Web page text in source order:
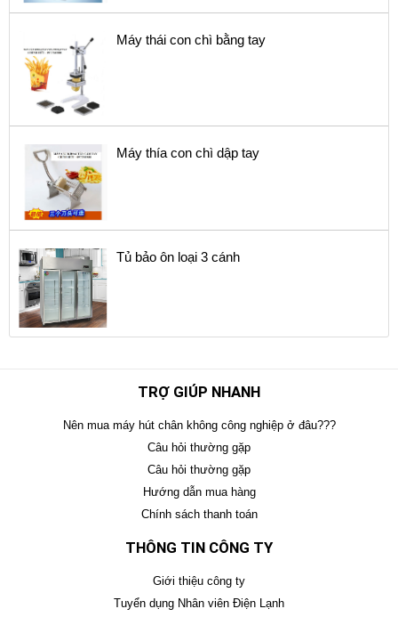
Máy thái con chì bằng tay
Máy thía con chì dập tay
Tủ bảo ôn loại 3 cánh
TRỢ GIÚP NHANH
Nên mua máy hút chân không công nghiệp ở đâu???
Câu hỏi thường gặp
Câu hỏi thường gặp
Hướng dẫn mua hàng
Chính sách thanh toán
THÔNG TIN CÔNG TY
Giới thiệu công ty
Tuyển dụng Nhân viên Điện Lạnh